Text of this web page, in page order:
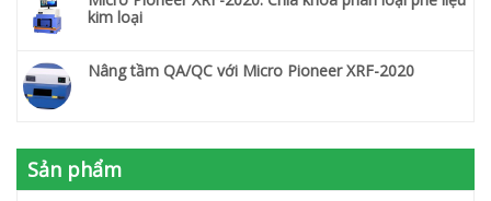
kim loại
Nâng tầm QA/QC với Micro Pioneer XRF-2020
Sản phẩm